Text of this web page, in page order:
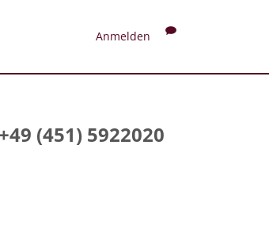
Anmelden
(451) 5922020